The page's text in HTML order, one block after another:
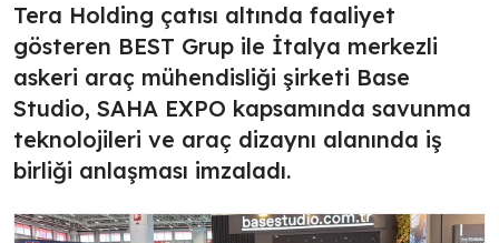
Tera Holding çatısı altında faaliyet
gösteren BEST Grup ile İtalya merkezli
askeri araç mühendisliği şirketi Base
Studio, SAHA EXPO kapsamında savunma
teknolojileri ve araç dizaynı alanında iş
birliği anlaşması imzaladı.